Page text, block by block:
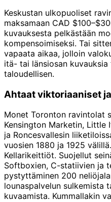
Keskustan ulkopuoliset
maksamaan CAD
kuvauksesta pelkästään
kompensoimiseksi. Tai
vapaata aikaa, jolloin
itä- tai länsiosan
taloudellisen.
Ahtaat viktoriaaniset
Monet Toronton ravintolat
Kensington Marketin, Little
ja Roncesvallesin
vuosien 1880 ja 1925
Kellarikeittiöt. Suojellut
Softboxien, C-statiivien ja
pystyttäminen 200
lounaspalvelun sulkemista
kuvaamista. Kummallakin